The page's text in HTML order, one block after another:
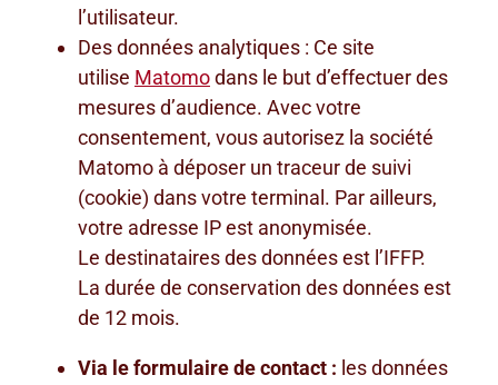
l’utilisateur.
Des données analytiques : Ce site
utilise Matomodans le but d’effectuer des
mesures d’audience. Avec votre
consentement, vous autorisez la société
Matomo à déposer un traceur de suivi
(cookie) dans votre terminal. Par ailleurs,
votre adresse IP est anonymisée.
Le destinataires des données est l’IFFP.
La durée de conservation des données est
de 12 mois.
Via le formulaire de contact : les données